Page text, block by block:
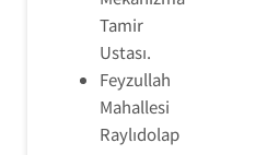
Tamir
Ustası.
Feyzullah
Mahallesi
Raylıdolap